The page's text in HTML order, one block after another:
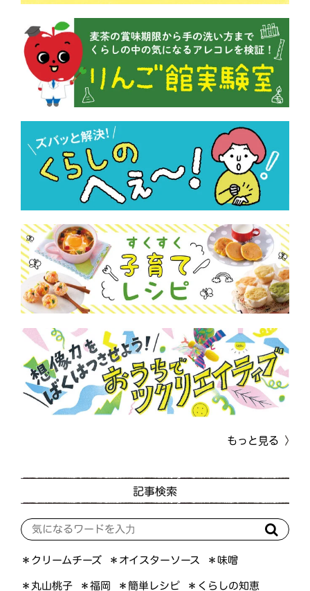
もっと見る
記事検索
＊クリームチーズ ＊オイスターソース ＊味噌
＊丸山桃子 ＊福岡 ＊簡単レシピ ＊くらしの知恵